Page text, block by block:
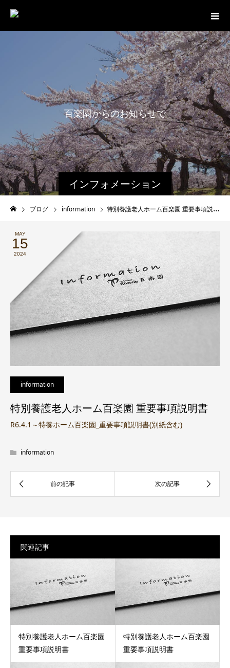
インフォメーション
百楽園からのお知らせです。
ブログ information 特別養護老人ホーム百楽園 重要事項説明書
MAY
15
2024
information
特別養護老人ホーム百楽園 重要事項説明書
R6.4.1～特養ホーム百楽園_重要事項説明書(別紙含む)
information
関連記事
特別養護老人ホーム百楽園
重要事項説明書
特別養護老人ホーム百楽園
重要事項説明書